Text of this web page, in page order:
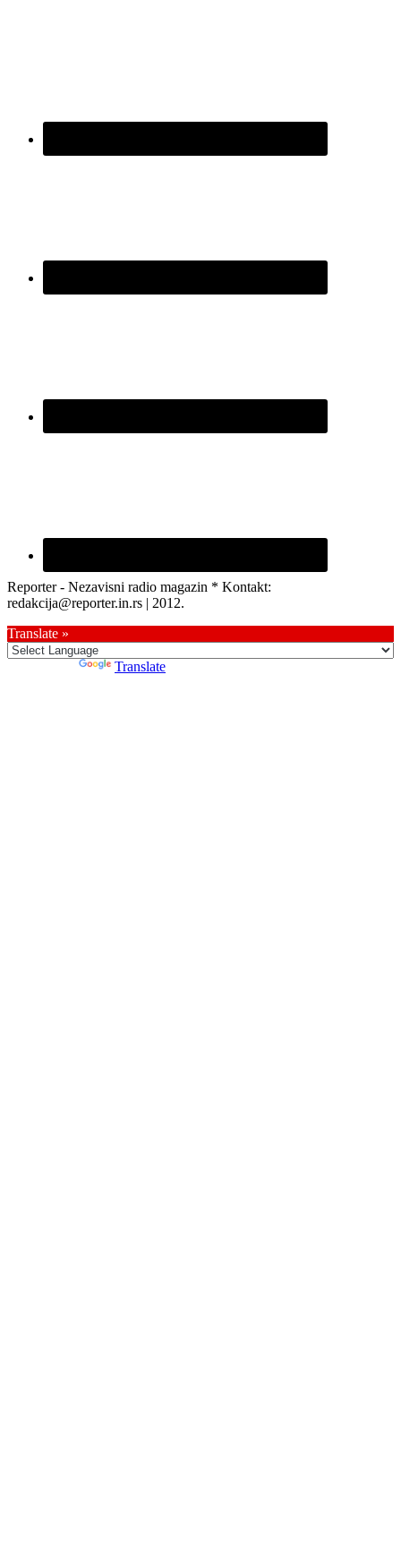
Reporter - Nezavisni radio magazin * Kontakt:
redakcija@reporter.in.rs | 2012.
Translate »
Translate